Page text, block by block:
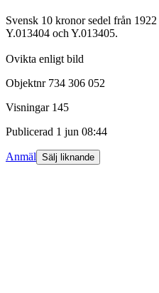
Svensk 10 kronor sedel från
Y.013404 och Y.013405.
Ovikta enligt bild
Objektnr 734 306 052
Visningar 145
Publicerad 1 jun 08:44
Anmäl Sälj liknande